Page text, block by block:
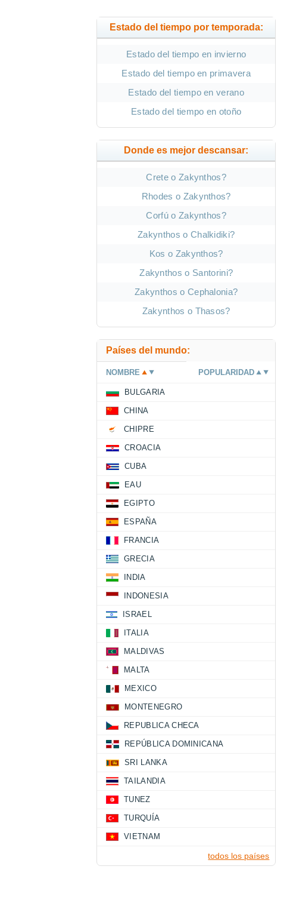
Estado del tiempo por temporada:
Estado del tiempo en invierno
Estado del tiempo en primavera
Estado del tiempo en verano
Estado del tiempo en otoño
Donde es mejor descansar:
Crete o Zakynthos?
Rhodes o Zakynthos?
Corfú o Zakynthos?
Zakynthos o Chalkidiki?
Kos o Zakynthos?
Zakynthos o Santorini?
Zakynthos o Cephalonia?
Zakynthos o Thasos?
Países del mundo:
NOMBRE POPULARIDAD
BULGARIA
CHINA
CHIPRE
CROACIA
CUBA
EAU
EGIPTO
ESPAÑA
FRANCIA
GRECIA
INDIA
INDONESIA
ISRAEL
ITALIA
MALDIVAS
MALTA
MEXICO
MONTENEGRO
REPUBLICA CHECA
REPÚBLICA DOMINICANA
SRI LANKA
TAILANDIA
TUNEZ
TURQUÍA
VIETNAM
todos los países